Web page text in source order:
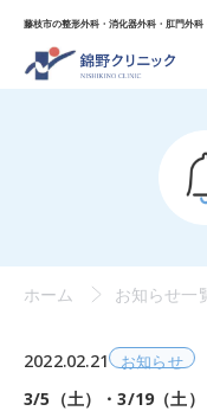
藤枝市の整形外科・消化器外科・肛門外科
ホーム お知らせ一
2022.02.21 お知らせ
3/5（土）・3/19（土